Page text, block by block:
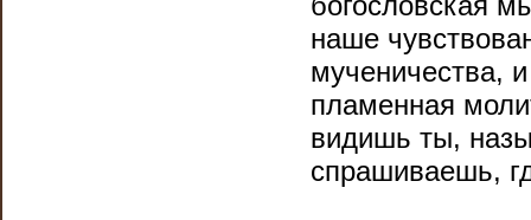
наше
мученичества,
пламенная
видишь ты,
спрашиваешь,